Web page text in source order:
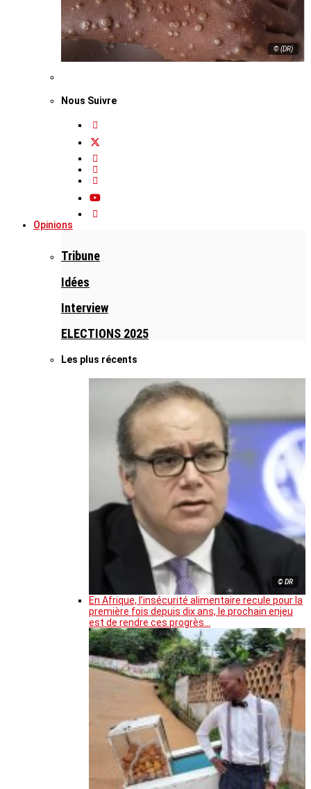
© (DR)
Nous Suivre
Opinions
Tribune
Idées
Interview
ELECTIONS 2025
Les plus récents
© DR
En Afrique, l’insécurité alimentaire recule pour la
première fois depuis dix ans, le prochain enjeu
est de rendre ces progrès…